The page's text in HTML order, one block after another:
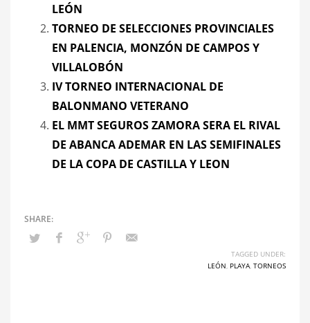
LEÓN
TORNEO DE SELECCIONES PROVINCIALES
EN PALENCIA, MONZÓN DE CAMPOS Y
VILLALOBÓN
IV TORNEO INTERNACIONAL DE
BALONMANO VETERANO
EL MMT SEGUROS ZAMORA SERA EL RIVAL
DE ABANCA ADEMAR EN LAS SEMIFINALES
DE LA COPA DE CASTILLA Y LEON
TAGGED UNDER:
LEÓN PLAYA TORNEOS